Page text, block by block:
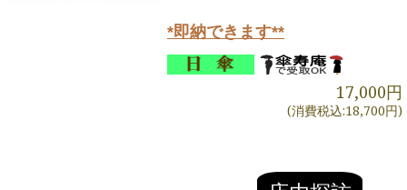
*即納できます**
17,000円
(消費税込:18,700円)